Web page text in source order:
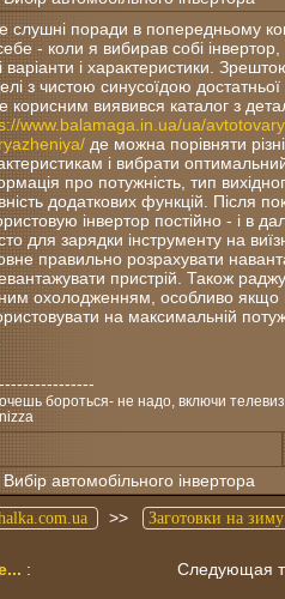
слушні поради в попередньому
- коли я вибирав собі
варіанти і характеристики.
з чистою синусоїдою достатньої
корисним виявився каталог з
www.balamaga.in.ua/ua/
де можна порівняти
і вибрати
про потужність, тип
додаткових функцій. Після
інвертор постійно - і в
для зарядки інструменту на
правильно розрахувати
пристрій. Також
охолодженням, особливо якщо
на максимальній
бороться- не надо, включи
автомобільного інвертора
>>
Заготовки на зиму
:
Следующая